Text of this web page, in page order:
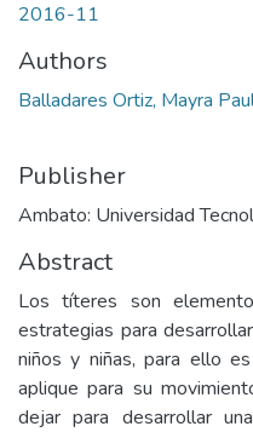
2016-11
Authors
Balladares Ortiz, Mayra
Publisher
Ambato: Universidad
Abstract
Los títeres son
estrategias para
niños y niñas, para ello
aplique para su
dejar para desarrollar